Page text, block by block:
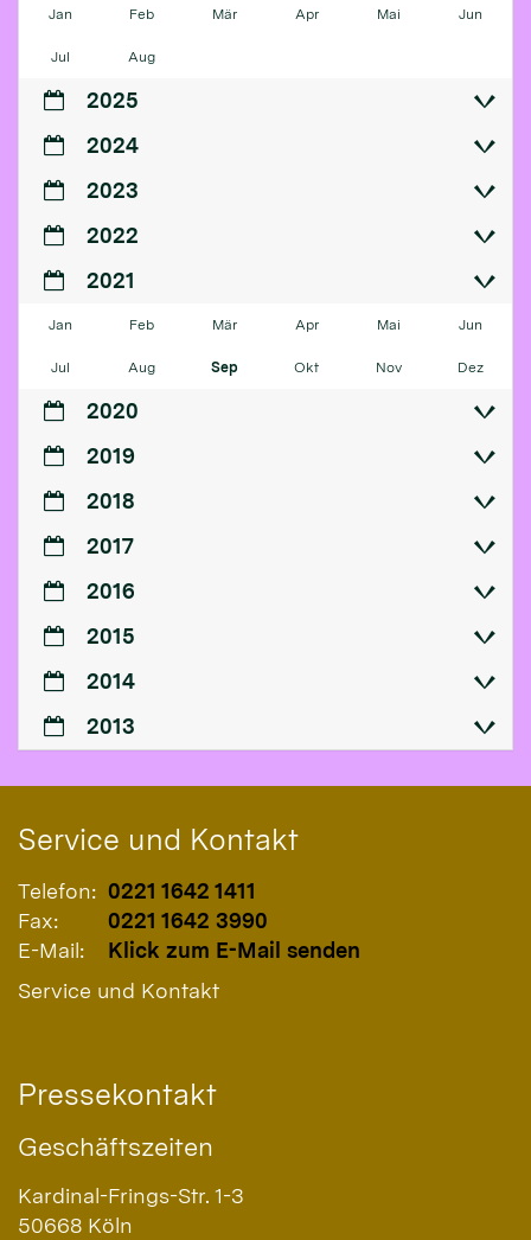
Jan Feb Mär Apr Mai Jun
Jul Aug
2025
2024
2023
2022
2021
Jan Feb Mär Apr Mai Jun
Jul Aug Sep Okt Nov Dez
2020
2019
2018
2017
2016
2015
2014
2013
Service und Kontakt
Telefon: 0221 1642 1411
Fax:
0221 1642 3990
E-Mail:
Klick zum E-Mail senden
Service und Kontakt
Pressekontakt
Geschäftszeiten
Kardinal-Frings-Str. 1-3
50668 Köln